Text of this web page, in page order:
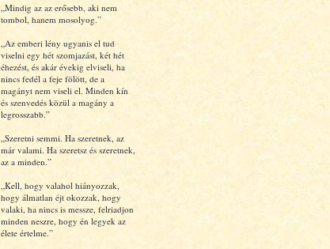
„Mindig az az erősebb, aki nem
tombol, hanem mosolyog.”
„Az emberi lény ugyanis el tud
viselni egy hét szomjazást, két hét
éhezést, és akár évekig elviseli, ha
nincs fedél a feje fölött, de a
magányt nem viseli el. Minden kín
és szenvedés közül a magány a
legrosszabb.”
„Szeretni semmi. Ha szeretnek, az
már valami. Ha szeretsz és szeretnek,
az a minden.”
„Kell, hogy valahol hiányozzak,
hogy álmatlan éjt okozzak, hogy
valaki, ha nincs is messze, felriadjon
minden neszre, hogy én legyek az
élete értelme.”